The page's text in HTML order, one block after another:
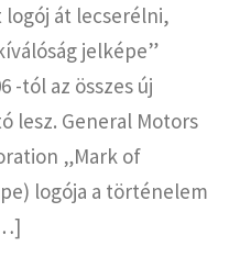
át lecserélni,
jelképe”
-tól az összes új
lesz. General Motors
„Mark of
logója a történelem